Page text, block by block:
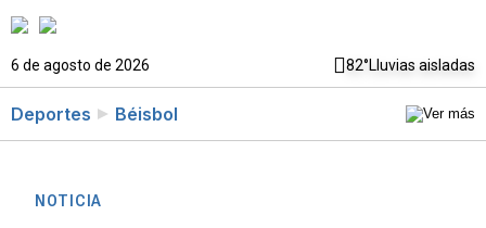
6 de agosto de 2026 82°Lluvias aisladas
Deportes Béisbol
NOTICIA